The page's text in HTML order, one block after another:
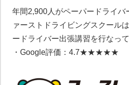
年間2,900人がペーパードライバ
ァーストドライビングスクール
ードライバー出張講習を行なっ
・Google評価：4.7★★★★★